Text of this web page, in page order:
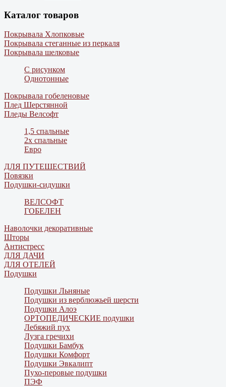
Каталог товаров
Покрывала Хлопковые
Покрывала стеганные из перкаля
Покрывала шелковые
С рисунком
Однотонные
Покрывала гобеленовые
Плед Шерстянной
Пледы Велсофт
1,5 спальные
2х спальные
Евро
ДЛЯ ПУТЕШЕСТВИЙ
Повязки
Подушки-сидушки
ВЕЛСОФТ
ГОБЕЛЕН
Наволочки декоративные
Шторы
Антистресс
ДЛЯ ДАЧИ
ДЛЯ ОТЕЛЕЙ
Подушки
Подушки Льняные
Подушки из верблюжьей шерсти
Подушки Алоэ
ОРТОПЕДИЧЕСКИЕ подушки
Лебяжий пух
Лузга гречихи
Подушки Бамбук
Подушки Комфорт
Подушки Эвкалипт
Пухо-перовые подушки
ПЭФ